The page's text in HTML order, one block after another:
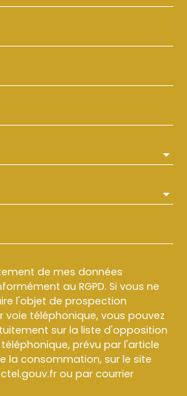
de mes données
au RGPD. Si vous ne
l'objet de prospection
téléphonique, vous pouvez
sur la liste d'opposition
prévu par l'article
la consommation, sur le site
ou par courrier